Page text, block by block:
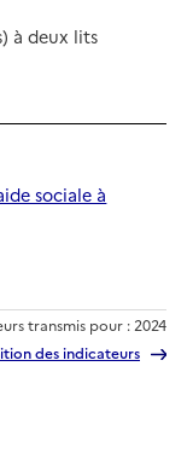
à deux lits
sociale à
transmis pour : 2024
des indicateurs